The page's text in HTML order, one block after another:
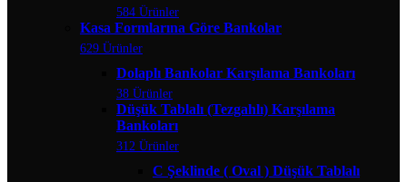
584 Ürünler
Kasa Formlarına Göre Bankolar
629 Ürünler
Dolaplı Bankolar Karşılama Bankoları
38 Ürünler
Düşük Tablalı (Tezgahlı) Karşılama
Bankoları
312 Ürünler
C Şeklinde ( Oval ) Düşük Tablalı